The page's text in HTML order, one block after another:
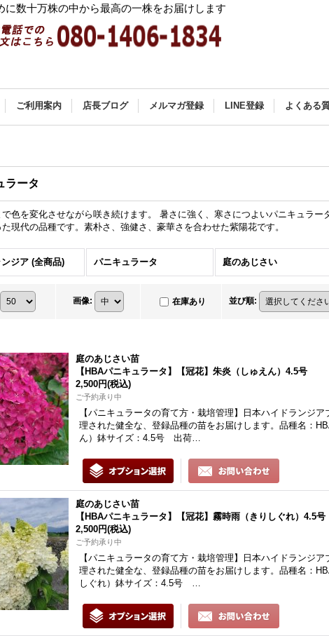
十万株の中から最高の一株をお届けします
ご利用案内 店長ブログ メルマガ登録 LINE登録 よくある
ラータ
で色を変化させながら咲き続けます。 暑さに強く、寒さにつよいパニキュラ
現代の品種です。素朴さ、強健さ、豪華さを合わせた紫陽花です。
ジア (全商品) パニキュラータ 庭のあじさい
画像: 在庫あり 並び順:
庭のあじさい苗
【HBAパニキュラータ】【冠花】朱炎（しゅえん）4.5号
2,500円(税込)
ご予約承り中
【パニキュラータの育て方・栽培管理】日本ハイドランジ
理された健全な、登録品種の苗をお届けします。品種名：
ん）鉢サイズ：4.5号 出荷…
庭のあじさい苗
【HBAパニキュラータ】【冠花】霧時雨（きりしぐれ）4.5号
2,500円(税込)
ご予約承り中
【パニキュラータの育て方・栽培管理】日本ハイドランジ
理された健全な、登録品種の苗をお届けします。品種名：
しぐれ）鉢サイズ：4.5号 …